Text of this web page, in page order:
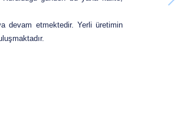
devam etmektedir. Yerli üretimin